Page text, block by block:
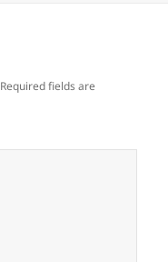
Required fields are